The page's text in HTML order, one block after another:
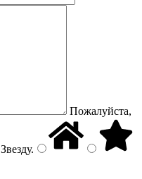
Пожалуйста,
Звезду.